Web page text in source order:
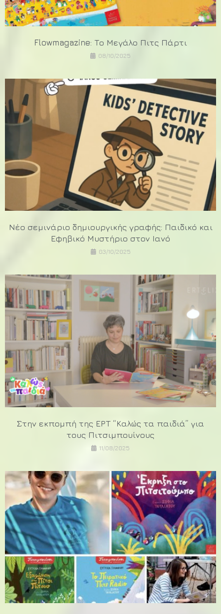
Flowmagazine: Το Μεγάλο Πιτς Πάρτι
08/10/2025
Νέο σεμινάριο δημιουργικής γραφής: Παιδικό και
Εφηβικό Μυστήριο στον Ιανό
03/10/2025
Στην εκπομπή της ΕΡΤ “Καλώς τα παιδιά” για
τους Πιτσιμπουίνους
11/08/2025